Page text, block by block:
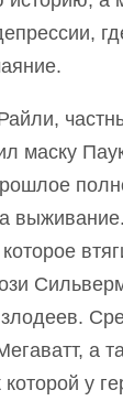
маску
а
у